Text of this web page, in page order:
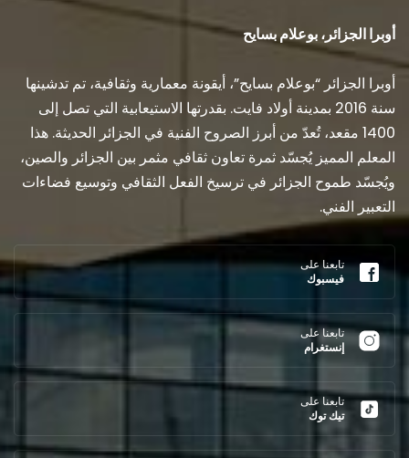
أوبرا الجزائر، بوعلام بسايح
أوبرا الجزائر “بوعلام بسايح”، أيقونة معمارية وثقافية، تم تدشينها
سنة 2016 بمدينة أولاد فايت. بقدرتها الاستيعابية التي تصل إلى
1400 مقعد، تُعدّ من أبرز الصروح الفنية في الجزائر الحديثة. هذا
المعلم المميز يُجسّد ثمرة تعاون ثقافي مثمر بين الجزائر والصين،
ويُجسّد طموح الجزائر في ترسيخ الفعل الثقافي وتوسيع فضاءات
التعبير الفني.
تابعنا على
فيسبوك
تابعنا على
إنستغرام
تابعنا على
تيك توك